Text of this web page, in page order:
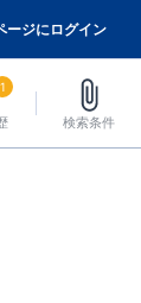
ージにログイン
1
検索条件